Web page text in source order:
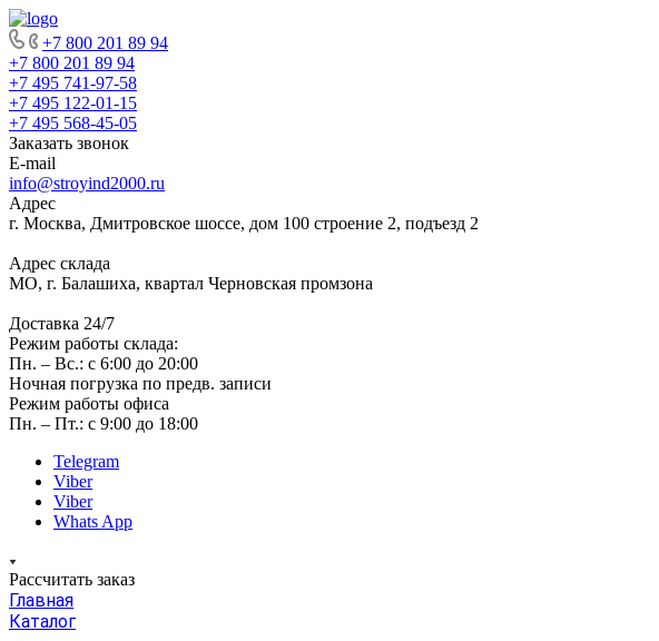
+7 800 201 89 94
+7 800 201 89 94
+7 495 741-97-58
+7 495 122-01-15
+7 495 568-45-05
Заказать звонок
E-mail
info@stroyind2000.ru
Адрес
г. Москва, Дмитровское шоссе, дом 100 строение 2, подъезд 2
Адрес склада
МО, г. Балашиха, квартал Черновская промзона
Доставка 24/7
Режим работы склада:
Пн. – Вс.: с 6:00 до 20:00
Ночная погрузка по предв. записи
Режим работы офиса
Пн. – Пт.: с 9:00 до 18:00
Telegram
Viber
Viber
Whats App
Рассчитать заказ
Главная
Каталог